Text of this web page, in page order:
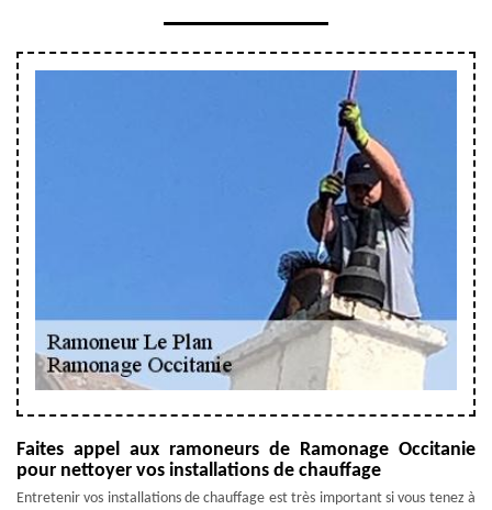
Faites appel aux ramoneurs de Ramonage Occitanie
pour nettoyer vos installations de chauffage
Entretenir vos installations de chauffage est très important si vous tenez à